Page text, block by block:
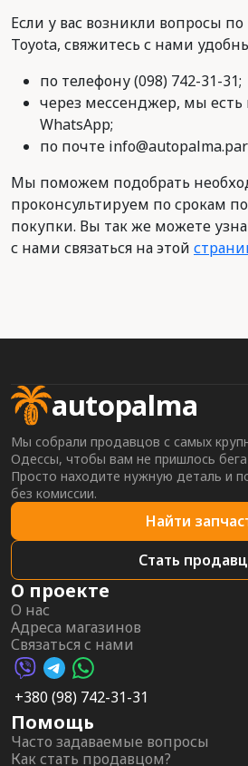
Если у вас возникли вопросы
Toyota, свяжитесь с нами
по телефону (098) 742-31-31;
через мессенджер, мы есть
WhatsApp;
по почте
Мы поможем подобрать
проконсультируем по срокам
покупки. Вы так же можете
с нами связаться на этой
autopalma
Мы собрали продавцов с самых
Одессы, чтобы вам не пришлось
Просто находите нужную деталь и
без комиссии.
Найти
Стать
О проекте
О нас
Адреса магазинов
Связаться с нами
Viber AutoPalma
Telegram AutoPalma
WhatsApp AutoPalma
+380 (98) 742-31-31
Помощь
Часто задаваемые вопросы
Как стать продавцом?